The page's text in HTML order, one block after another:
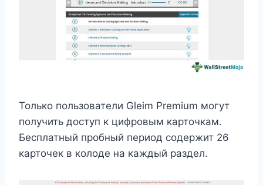
Только пользователи Gleim Premium могут
получить доступ к цифровым карточкам.
Бесплатный пробный период содержит 26
карточек в колоде на каждый раздел.